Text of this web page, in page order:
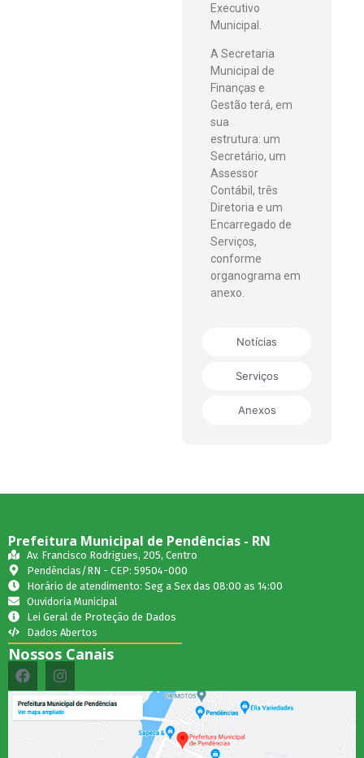
Notícias
Serviços
Anexos
Executivo
Municipal.
A Secretaria
Municipal de
Finanças e
Gestão terá, em
sua
estrutura: um
Secretário, um
Assessor
Contábil, três
Diretoria e um
Encarregado de
Serviços,
conforme
organograma em
anexo.
Prefeitura Municipal de Pendências - RN
Av. Francisco Rodrigues, 205, Centro
Pendências/RN - CEP: 59504-000
Horário de atendimento: Seg a Sex das 08:00 as 14:00
Ouvidoria Municipal
Lei Geral de Proteção de Dados
Dados Abertos
Nossos Canais